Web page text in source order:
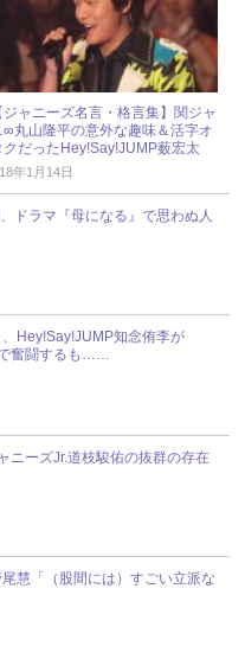
ジャニーズ名言・格言集】関ジャ
∞丸山隆平の意外な趣味＆活字オ
クだったHey!Say!JUMP薮宏太
年1月14日
ドラマ『母になる』で思わぬ人
、Hey!Say!JUMP知念侑李が
で奮闘するも……
ニーズJr.道枝駿佑の抜群の存在
尾慧「（股間には）すごい立派な